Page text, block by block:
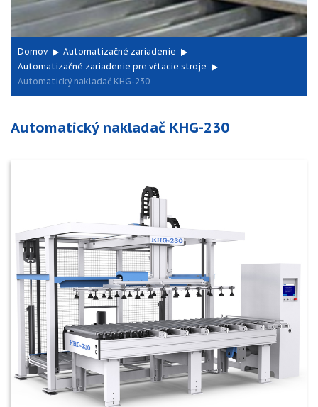
Domov
Automatizačné zariadenie
Automatizačné zariadenie pre vŕtacie stroje
Automatický nakladač KHG-230
Automatický nakladač KHG-230